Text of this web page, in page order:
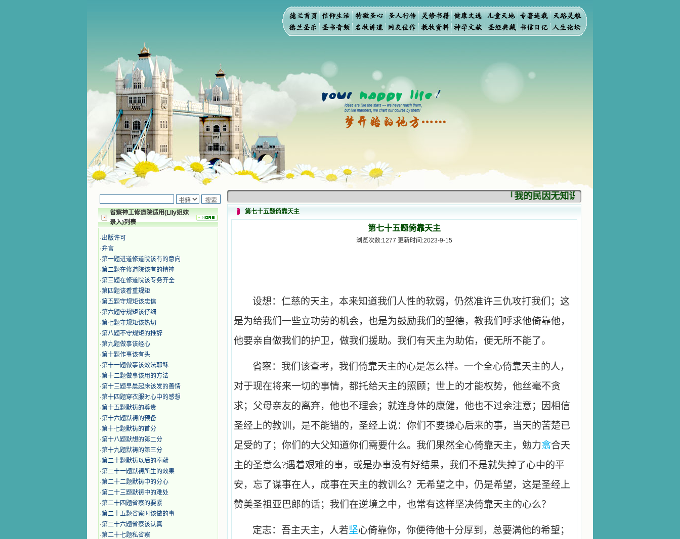
省察神工修道院适用(Lily姐妹
录入)列表
·出版许可
·弁言
·第一题进道修道院该有的意向
·第二题在修道院该有的精神
·第三题在修道院该专务齐全
·第四题该看重规矩
·第五题守规矩该忠信
·第六题守规矩该仔细
·第七题守规矩该热切
·第八题不守规矩的推辞
·第九题做事该经心
·第十题作事该有头
·第十一题做事该效法耶稣
·第十二题做事该用的方法
·第十三题早晨起床该发的善情
·第十四题穿衣服时心中的感想
·第十五题默祷的尊贵
·第十六题默祷的预备
·第十七题默祷的首分
·第十八题默想的第二分
·第十九题默祷的第三分
·第二十题默祷以后的奉献
·第二十一题默祷所生的效果
·第二十二题默祷中的分心
·第二十三题默祷中的难处
·第二十四题省察的要紧
·第二十五题省察时该做的事
·第二十六题省察该认真
·第二十七题私省察
「我的民因无知识而灭亡。你弃掉知识，我
第七十五题倚靠天主
第七十五题倚靠天主
浏览次数:1277 更新时间:2023-9-15
设想：仁慈的天主，本来知道我们人性的软弱，仍然准许三仇攻打我们；这
是为给我们一些立功劳的机会，也是为鼓励我们的望德，教我们呼求他倚靠他，
他要亲自做我们的护卫，做我们援助。我们有天主为助佑，便无所不能了。
省察：我们该查考，我们倚靠天主的心是怎么样。一个全心倚靠天主的人，
对于现在将来一切的事情，都托给天主的照顾；世上的才能权势，他丝毫不贪
求；父母亲友的离弃，他也不理会；就连身体的康健，他也不过余注意；因相信
圣经上的教训，是不能错的，圣经上说：你们不要操心后来的事，当天的苦楚已
足受的了；你们的大父知道你们需要什么。我们果然全心倚靠天主，勉力翕合天
主的圣意么?遇着艰难的事，或是办事没有好结果，我们不是就失掉了心中的平
安，忘了谋事在人，成事在天主的教训么？无希望之中，仍是希望，这是圣经上
赞美圣祖亚巴郎的话；我们在逆境之中，也常有这样坚决倚靠天主的心么？
定志：吾主天主，人若坚心倚靠你，你便待他十分厚到，总要满他的希望；